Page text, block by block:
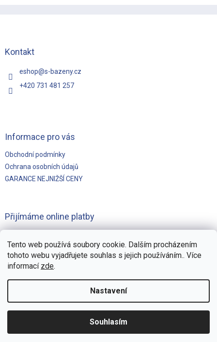
Tento web používá soubory cookie. Dalším procházením
tohoto webu vyjadřujete souhlas s jejich používáním.. Více
informací zde.
Nastavení
Souhlasím
Kontakt
eshop@s-bazeny.cz
+420 731 481 257
Informace pro vás
Obchodní podmínky
Ochrana osobních údajů
GARANCE NEJNIŽŠÍ CENY
Přijímáme online platby
vyhrazena.